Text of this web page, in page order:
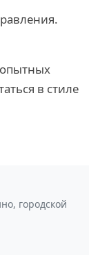
в стиле
городской